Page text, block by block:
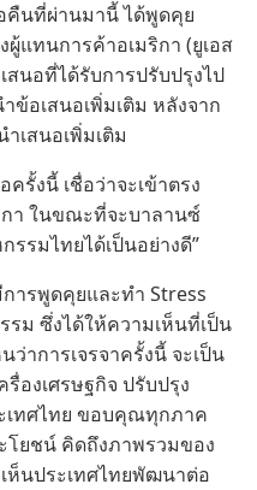
คืนที่ผ่านมานี้ ได้พูดคุย
ผู้แทนการค้าอเมริกา (ยูเอส
สนอที่ได้รับการปรับปรุงไป
อเสนอเพิ่มเติม หลังจาก
เสนอเพิ่มเติม
ครั้งนี้ เชื่อว่าจะเข้าตรง
กา ในขณะที่จะบาลานซ์
รมไทยได้เป็นอย่างดี”
ารพูดคุยและทำ Stress
รม ซึ่งได้ให้ความเห็นที่เป็น
าการเจรจาครั้งนี้ จะเป็น
องเศรษฐกิจ ปรับปรุง
เทศไทย ขอบคุณทุกภาค
โยชน์ คิดถึงภาพรวมของ
ห็นประเทศไทยพัฒนาต่อ